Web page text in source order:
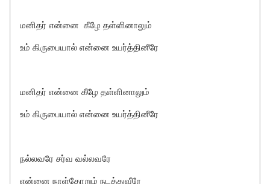
மனிதர் என்னை கீழே தள்ளினாலும்
உம் கிருபையால் என்னை உயர்த்தினீரே
மனிதர் என்னை கீழே தள்ளினாலும்
உம் கிருபையால் என்னை உயர்த்தினீரே
நல்லவரே சர்வ வல்லவரே
என்னை நாள்தோறும் நடத்துவீரே